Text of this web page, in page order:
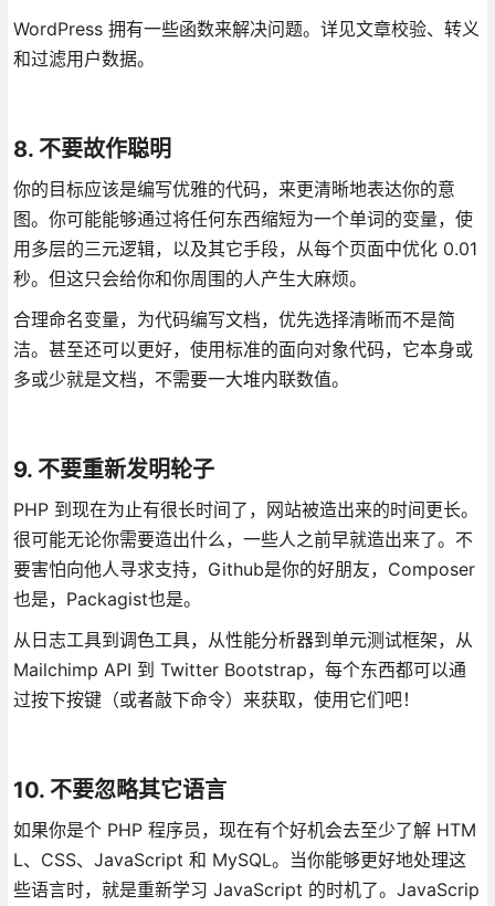
WordPress 拥有一些函数来解决问题。详见文章校验、转义
和过滤用户数据。
8. 不要故作聪明
你的目标应该是编写优雅的代码，来更清晰地表达你的意
图。你可能能够通过将任何东西缩短为一个单词的变量，使
用多层的三元逻辑，以及其它手段，从每个页面中优化 0.01
秒。但这只会给你和你周围的人产生大麻烦。
合理命名变量，为代码编写文档，优先选择清晰而不是简
洁。甚至还可以更好，使用标准的面向对象代码，它本身或
多或少就是文档，不需要一大堆内联数值。
9. 不要重新发明轮子
PHP 到现在为止有很长时间了，网站被造出来的时间更长。
很可能无论你需要造出什么，一些人之前早就造出来了。不
要害怕向他人寻求支持，Github是你的好朋友，Composer
也是，Packagist也是。
从日志工具到调色工具，从性能分析器到单元测试框架，从
Mailchimp API 到 Twitter Bootstrap，每个东西都可以通
过按下按键（或者敲下命令）来获取，使用它们吧！
10. 不要忽略其它语言
如果你是个 PHP 程序员，现在有个好机会去至少了解 HTM
L、CSS、JavaScript 和 MySQL。当你能够更好地处理这
些语言时，就是重新学习 JavaScript 的时机了。JavaScrip